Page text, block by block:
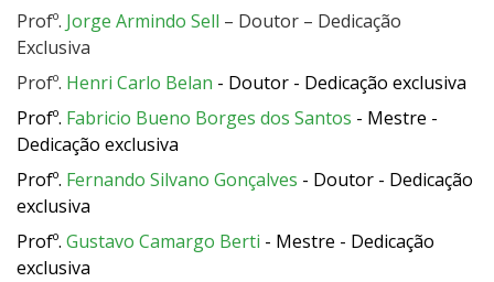
Profº. Jorge Armindo Sell – Doutor – Dedicação
Exclusiva
Profº. Henri Carlo Belan - Doutor - Dedicação exclusiva
Profº. Fabricio Bueno Borges dos Santos - Mestre -
Dedicação exclusiva
Profº. Fernando Silvano Gonçalves - Doutor - Dedicação
exclusiva
Profº. Gustavo Camargo Berti - Mestre - Dedicação
exclusiva